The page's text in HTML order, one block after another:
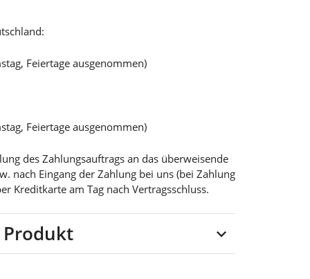
Feiertage ausgenommen)
Feiertage ausgenommen)
des Zahlungsauftrags an das überweisende
nach Eingang der Zahlung bei uns (bei Zahlung
Kreditkarte am Tag nach Vertragsschluss.